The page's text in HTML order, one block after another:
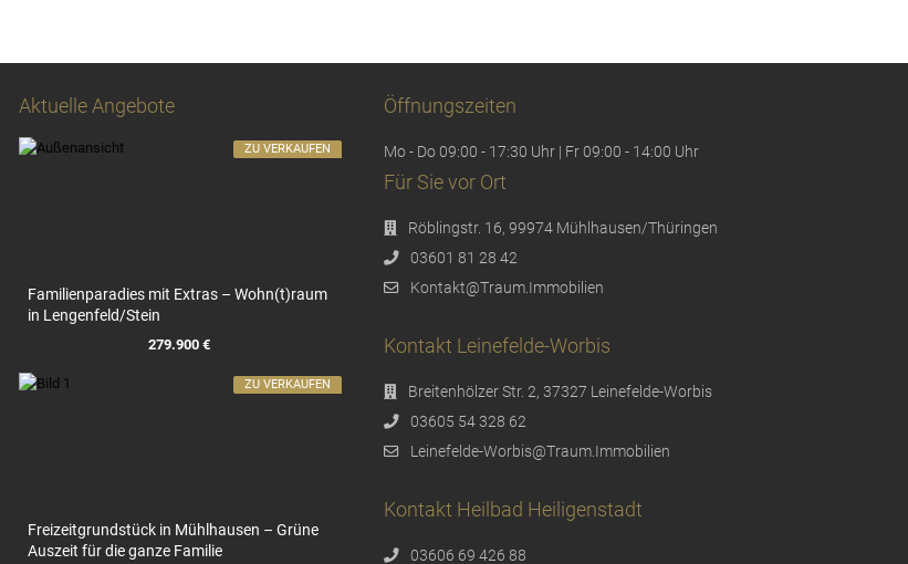
Aktuelle Angebote
Familienparadies mit Extras – Wohn(t)raum
in Lengenfeld/Stein
279.900 €
ZU VERKAUFEN
Freizeitgrundstück in Mühlhausen – Grüne
Auszeit für die ganze Familie
ZU VERKAUFEN
Öffnungszeiten
Mo - Do 09:00 - 17:30 Uhr | Fr 09:00 - 14:00 Uhr
Für Sie vor Ort
Röblingstr. 16, 99974 Mühlhausen/Thüringen
03601 81 28 42
Kontakt@Traum.Immobilien
Kontakt Leinefelde-Worbis
Breitenhölzer Str. 2, 37327 Leinefelde-Worbis
03605 54 328 62
Leinefelde-Worbis@Traum.Immobilien
Kontakt Heilbad Heiligenstadt
03606 69 426 88